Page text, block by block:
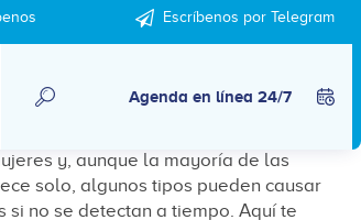
Escríbenos por Telegram
Agenda en línea 24/7
virus del papiloma
la mujer?
y, aunque la mayoría de las
solo, algunos tipos pueden causar
si no se detectan a tiempo. Aquí te